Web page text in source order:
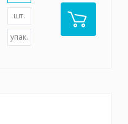
шт.
упак.